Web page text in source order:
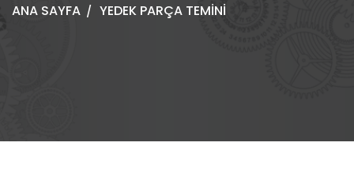
ANA SAYFA YEDEK PARÇA TEMİNİ